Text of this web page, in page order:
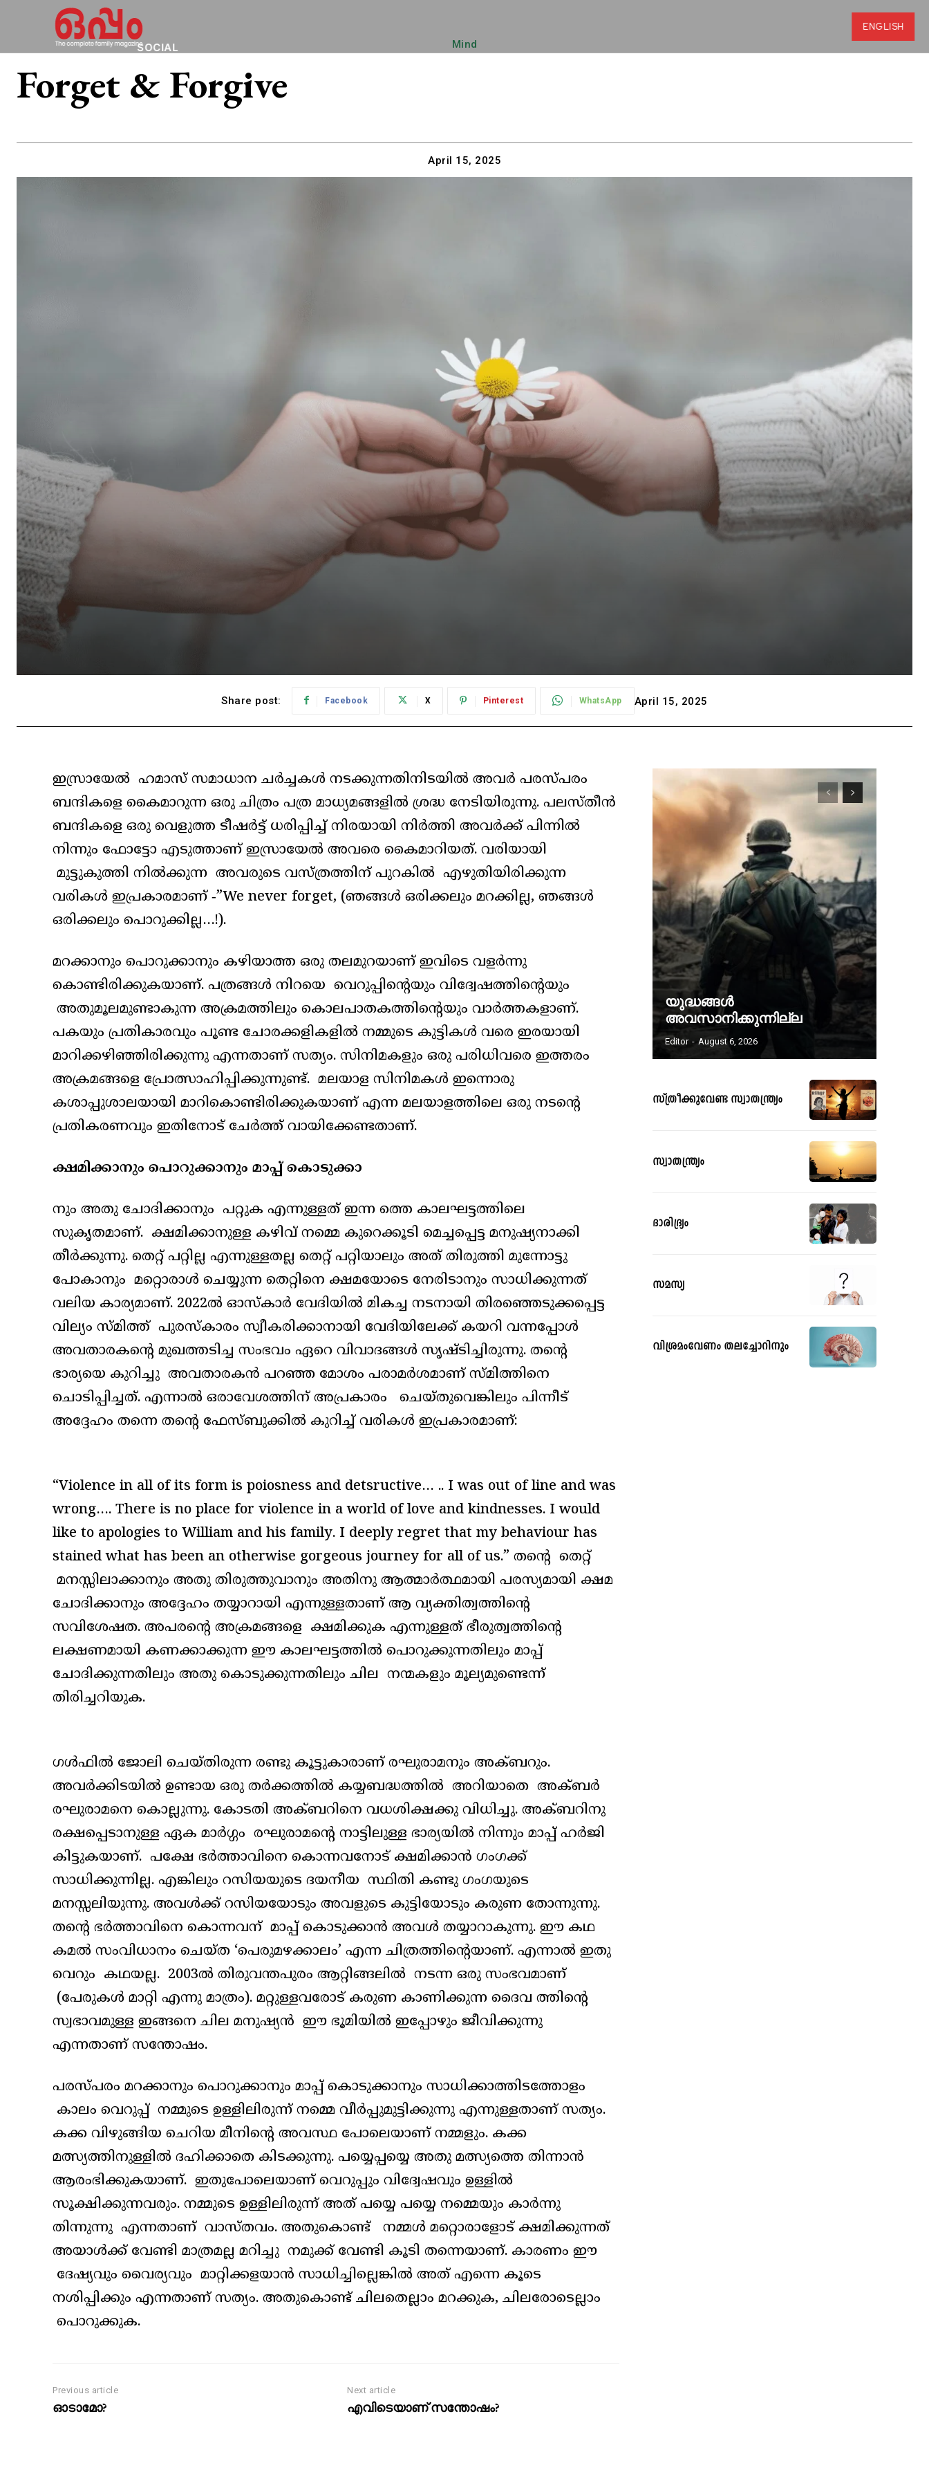
SOCIAL
ENGLISH
Mind
Forget & Forgive
April 15, 2025
Share post: Facebook X Pinterest WhatsApp April 15, 2025
ഇസ്രായേൽ ഹമാസ് സമാധാന ചർച്ചകൾ നടക്കുന്നതിനിടയിൽ അവർ പരസ്പരം
ബന്ദികളെ കൈമാറുന്ന ഒരു ചിത്രം പത്ര മാധ്യമങ്ങളിൽ ശ്രദ്ധ നേടിയിരുന്നു. പലസ്തീൻ
ബന്ദികളെ ഒരു വെളുത്ത ടീഷർട്ട് ധരിപ്പിച്ച് നിരയായി നിർത്തി അവർക്ക് പിന്നിൽ
നിന്നും ഫോട്ടോ എടുത്താണ് ഇസ്രായേൽ അവരെ കൈമാറിയത്. വരിയായി
മുട്ടുകുത്തി നിൽക്കുന്ന അവരുടെ വസ്ത്രത്തിന് പുറകിൽ എഴുതിയിരിക്കുന്ന
വരികൾ ഇപ്രകാരമാണ് ‑”We never forget, (ഞങ്ങൾ ഒരിക്കലും മറക്കില്ല, ഞങ്ങൾ
ഒരിക്കലും പൊറുക്കില്ല…!).
മറക്കാനും പൊറുക്കാനും കഴിയാത്ത ഒരു തലമുറയാണ് ഇവിടെ വളർന്നു
കൊണ്ടിരിക്കുകയാണ്. പത്രങ്ങൾ നിറയെ വെറുപ്പിന്റെയും വിദ്വേഷത്തിന്റെയും
അതുമൂലമുണ്ടാകുന്ന അക്രമത്തിലും കൊലപാതകത്തിന്റെയും വാർത്തകളാണ്.
പകയും പ്രതികാരവും പൂണ്ട ചോരക്കളികളിൽ നമ്മുടെ കുട്ടികൾ വരെ ഇരയായി
മാറിക്കഴിഞ്ഞിരിക്കുന്നു എന്നതാണ് സത്യം. സിനിമകളും ഒരു പരിധിവരെ ഇത്തരം
അക്രമങ്ങളെ പ്രോത്സാഹിപ്പിക്കുന്നുണ്ട്. മലയാള സിനിമകൾ ഇന്നൊരു
കശാപ്പുശാലയായി മാറികൊണ്ടിരിക്കുകയാണ് എന്ന മലയാളത്തിലെ ഒരു നടന്റെ
പ്രതികരണവും ഇതിനോട് ചേർത്ത് വായിക്കേണ്ടതാണ്.
ക്ഷമിക്കാനും പൊറുക്കാനും മാപ്പ് കൊടുക്കാ
നും അതു ചോദിക്കാനും പറ്റുക എന്നുള്ളത് ഇന്ന ത്തെ കാലഘട്ടത്തിലെ
സുകൃതമാണ്. ക്ഷമിക്കാനുള്ള കഴിവ് നമ്മെ കുറെക്കൂടി മെച്ചപ്പെട്ട മനുഷ്യനാക്കി
തീർക്കുന്നു. തെറ്റ് പറ്റില്ല എന്നുള്ളതല്ല തെറ്റ് പറ്റിയാലും അത് തിരുത്തി മുന്നോട്ടു
പോകാനും മറ്റൊരാൾ ചെയ്യുന്ന തെറ്റിനെ ക്ഷമയോടെ നേരിടാനും സാധിക്കുന്നത്
വലിയ കാര്യമാണ്. 2022ൽ ഓസ്‌കാർ വേദിയിൽ മികച്ച നടനായി തിരഞ്ഞെടുക്കപ്പെട്ട
വില്യം സ്മിത്ത് പുരസ്‌കാരം സ്വീകരിക്കാനായി വേദിയിലേക്ക് കയറി വന്നപ്പോൾ
അവതാരകന്റെ മുഖത്തടിച്ച സംഭവം ഏറെ വിവാദങ്ങൾ സൃഷ്ടിച്ചിരുന്നു. തന്റെ
ഭാര്യയെ കുറിച്ചു അവതാരകൻ പറഞ്ഞ മോശം പരാമർശമാണ് സ്മിത്തിനെ
ചൊടിപ്പിച്ചത്. എന്നാൽ ഒരാവേശത്തിന് അപ്രകാരം ചെയ്തുവെങ്കിലും പിന്നീട്
അദ്ദേഹം തന്നെ തന്റെ ഫേസ്ബുക്കിൽ കുറിച്ച് വരികൾ ഇപ്രകാരമാണ്:
“Violence in all of its form is poiosness and detsructive… .. I was out of line and was
wrong…. There is no place for violence in a world of love and kindnesses. I would
like to apologies to William and his family. I deeply regret that my behaviour has
stained what has been an otherwise gorgeous journey for all of us.” തന്റെ തെറ്റ്
മനസ്സിലാക്കാനും അതു തിരുത്തുവാനും അതിനു ആത്മാർത്ഥമായി പരസ്യമായി ക്ഷമ
ചോദിക്കാനും അദ്ദേഹം തയ്യാറായി എന്നുള്ളതാണ് ആ വ്യക്തിത്വത്തിന്റെ
സവിശേഷത. അപരന്റെ അക്രമങ്ങളെ ക്ഷമിക്കുക എന്നുള്ളത് ഭീരുത്വത്തിന്റെ
ലക്ഷണമായി കണക്കാക്കുന്ന ഈ കാലഘട്ടത്തിൽ പൊറുക്കുന്നതിലും മാപ്പ്
ചോദിക്കുന്നതിലും അതു കൊടുക്കുന്നതിലും ചില നന്മകളും മൂല്യമുണ്ടെന്ന്
തിരിച്ചറിയുക.
ഗൾഫിൽ ജോലി ചെയ്തിരുന്ന രണ്ടു കൂട്ടുകാരാണ് രഘുരാമനും അക്ബറും.
അവർക്കിടയിൽ ഉണ്ടായ ഒരു തർക്കത്തിൽ കയ്യബദ്ധത്തിൽ അറിയാതെ അക്ബർ
രഘുരാമനെ കൊല്ലുന്നു. കോടതി അക്ബറിനെ വധശിക്ഷക്കു വിധിച്ചു. അക്ബറിനു
രക്ഷപ്പെടാനുള്ള ഏക മാർഗ്ഗം രഘുരാമന്റെ നാട്ടിലുള്ള ഭാര്യയിൽ നിന്നും മാപ്പ് ഹർജി
കിട്ടുകയാണ്. പക്ഷേ ഭർത്താവിനെ കൊന്നവനോട് ക്ഷമിക്കാൻ ഗംഗക്ക്
സാധിക്കുന്നില്ല. എങ്കിലും റസിയയുടെ ദയനീയ സ്ഥിതി കണ്ടു ഗംഗയുടെ
മനസ്സലിയുന്നു. അവൾക്ക് റസിയയോടും അവളുടെ കുട്ടിയോടും കരുണ തോന്നുന്നു.
തന്റെ ഭർത്താവിനെ കൊന്നവന് മാപ്പ് കൊടുക്കാൻ അവൾ തയ്യാറാകുന്നു. ഈ കഥ
കമൽ സംവിധാനം ചെയ്ത ‘പെരുമഴക്കാലം’ എന്ന ചിത്രത്തിന്റെയാണ്. എന്നാൽ ഇതു
വെറും കഥയല്ല. 2003ൽ തിരുവന്തപുരം ആറ്റിങ്ങലിൽ നടന്ന ഒരു സംഭവമാണ്
(പേരുകൾ മാറ്റി എന്നു മാത്രം). മറ്റുള്ളവരോട് കരുണ കാണിക്കുന്ന ദൈവ ത്തിന്റെ
സ്വഭാവമുള്ള ഇങ്ങനെ ചില മനുഷ്യൻ ഈ ഭൂമിയിൽ ഇപ്പോഴും ജീവിക്കുന്നു
എന്നതാണ് സന്തോഷം.
പരസ്പരം മറക്കാനും പൊറുക്കാനും മാപ്പ് കൊടുക്കാനും സാധിക്കാത്തിടത്തോളം
കാലം വെറുപ്പ് നമ്മുടെ ഉള്ളിലിരുന്ന് നമ്മെ വീർപ്പുമുട്ടിക്കുന്നു എന്നുള്ളതാണ് സത്യം.
കക്ക വിഴുങ്ങിയ ചെറിയ മീനിന്റെ അവസ്ഥ പോലെയാണ് നമ്മളും. കക്ക
മത്സ്യത്തിനുള്ളിൽ ദഹിക്കാതെ കിടക്കുന്നു. പയ്യെപ്പയ്യെ അതു മത്സ്യത്തെ തിന്നാൻ
ആരംഭിക്കുകയാണ്. ഇതുപോലെയാണ് വെറുപ്പും വിദ്വേഷവും ഉള്ളിൽ
സൂക്ഷിക്കുന്നവരും. നമ്മുടെ ഉള്ളിലിരുന്ന് അത് പയ്യെ പയ്യെ നമ്മെയും കാർന്നു
തിന്നുന്നു എന്നതാണ് വാസ്തവം. അതുകൊണ്ട് നമ്മൾ മറ്റൊരാളോട് ക്ഷമിക്കുന്നത്
അയാൾക്ക് വേണ്ടി മാത്രമല്ല മറിച്ചു നമുക്ക് വേണ്ടി കൂടി തന്നെയാണ്. കാരണം ഈ
ദേഷ്യവും വൈര്യവും മാറ്റിക്കളയാൻ സാധിച്ചില്ലെങ്കിൽ അത് എന്നെ കൂടെ
നശിപ്പിക്കും എന്നതാണ് സത്യം. അതുകൊണ്ട് ചിലതെല്ലാം മറക്കുക, ചിലരോടെല്ലാം
പൊറുക്കുക.
Previous article
ഓടാമോ?
Next article
എവിടെയാണ് സന്തോഷം?
യുദ്ധങ്ങൾ
അവസാനിക്കുന്നില്ല
Editor - August 6, 2026
സ്ത്രീക്കുവേണ്ട സ്വാതന്ത്ര്യം
സ്വാതന്ത്ര്യം
ദാരിദ്ര്യം
സമസ്യ
വിശ്രമംവേണം തലച്ചോറിനും